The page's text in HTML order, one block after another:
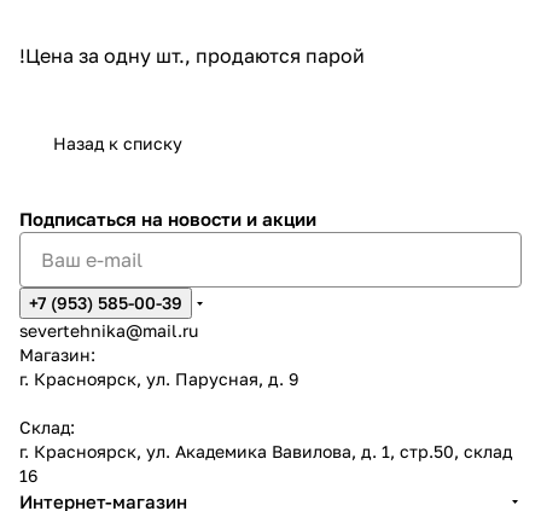
!Цена за одну шт., продаются парой
Назад к списку
Подписаться на новости и акции
+7 (953) 585-00-39
severtehnika@mail.ru
Магазин:
г. Красноярск, ул. Парусная, д. 9
Склад:
г. Красноярск, ул. Академика Вавилова, д. 1, стр.50, склад
16
Интернет-магазин